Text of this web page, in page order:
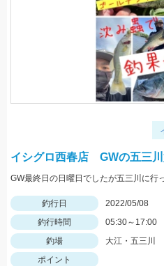
イシグロ西春店 GWの五三川
釣行日
2022/05/08
釣行時間
05:30～17:00
釣場
大江・五三川
ポイント